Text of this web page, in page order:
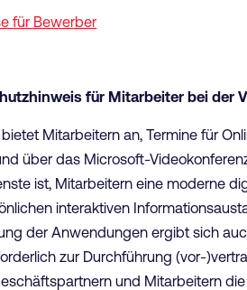
für Bewerber
für Mitarbeiter bei der
bietet Mitarbeitern an, Termine für
über das Microsoft-
ist, Mitarbeitern eine moderne
interaktiven
der Anwendungen ergibt sich
zur Durchführung (vor-
und Mitarbeitern